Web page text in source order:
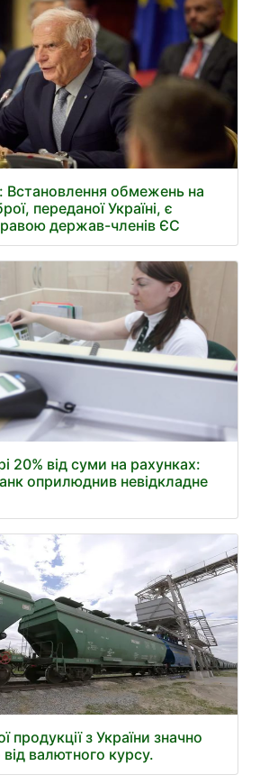
обмежень на
переданої Україні, є
держав-членів ЄС
20% від суми на рахунках:
оприлюднив невідкладне
продукції з України значно
валютного курсу.